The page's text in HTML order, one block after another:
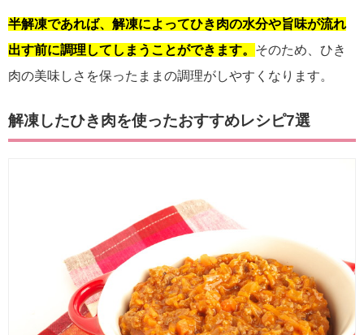
半解凍であれば、解凍によってひき肉の水分や旨味が流れ
出す前に調理してしまうことができます。 そのため、ひき
肉の美味しさを保ったままの調理がしやすくなります。
解凍したひき肉を使ったおすすめレシピ7選